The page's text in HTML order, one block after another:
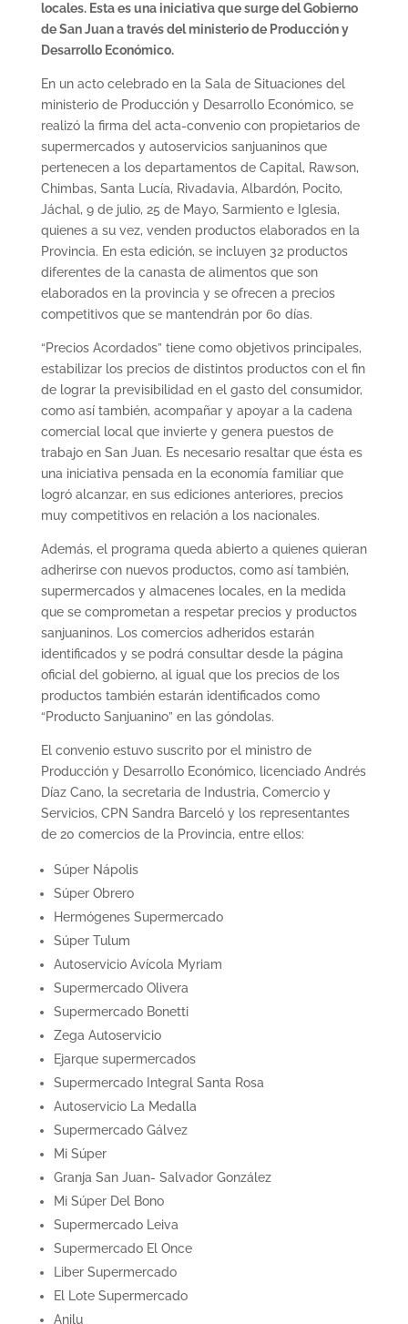
locales. Esta es una iniciativa que surge del Gobierno
de San Juan a través del ministerio de Producción y
Desarrollo Económico.
En un acto celebrado en la Sala de Situaciones del
ministerio de Producción y Desarrollo Económico, se
realizó la firma del acta-convenio con propietarios de
supermercados y autoservicios sanjuaninos que
pertenecen a los departamentos de Capital, Rawson,
Chimbas, Santa Lucía, Rivadavia, Albardón, Pocito,
Jáchal, 9 de julio, 25 de Mayo, Sarmiento e Iglesia,
quienes a su vez, venden productos elaborados en la
Provincia. En esta edición, se incluyen 32 productos
diferentes de la canasta de alimentos que son
elaborados en la provincia y se ofrecen a precios
competitivos que se mantendrán por 60 días.
“Precios Acordados” tiene como objetivos principales,
estabilizar los precios de distintos productos con el fin
de lograr la previsibilidad en el gasto del consumidor,
como así también, acompañar y apoyar a la cadena
comercial local que invierte y genera puestos de
trabajo en San Juan. Es necesario resaltar que ésta es
una iniciativa pensada en la economía familiar que
logró alcanzar, en sus ediciones anteriores, precios
muy competitivos en relación a los nacionales.
Además, el programa queda abierto a quienes quieran
adherirse con nuevos productos, como así también,
supermercados y almacenes locales, en la medida
que se comprometan a respetar precios y productos
sanjuaninos. Los comercios adheridos estarán
identificados y se podrá consultar desde la página
oficial del gobierno, al igual que los precios de los
productos también estarán identificados como
“Producto Sanjuanino” en las góndolas.
El convenio estuvo suscrito por el ministro de
Producción y Desarrollo Económico, licenciado Andrés
Díaz Cano, la secretaria de Industria, Comercio y
Servicios, CPN Sandra Barceló y los representantes
de 20 comercios de la Provincia, entre ellos:
Súper Nápolis
Súper Obrero
Hermógenes Supermercado
Súper Tulum
Autoservicio Avícola Myriam
Supermercado Olivera
Supermercado Bonetti
Zega Autoservicio
Ejarque supermercados
Supermercado Integral Santa Rosa
Autoservicio La Medalla
Supermercado Gálvez
Mi Súper
Granja San Juan- Salvador González
Mi Súper Del Bono
Supermercado Leiva
Supermercado El Once
Liber Supermercado
El Lote Supermercado
Anilu